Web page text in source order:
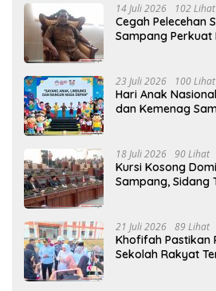
14 Juli 2026 102 Lihat
Cegah Pelecehan
Sampang
23 Juli 2026 100 Lihat
Hari Anak
dan Kemenag
18 Juli 2026 90 Lihat
Kursi Kosong
Sampang, Sidang
21 Juli 2026 89 Lihat
Khofifah Pastikan
Sekolah Rakyat